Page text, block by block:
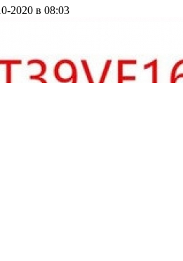
2020 в 08:03